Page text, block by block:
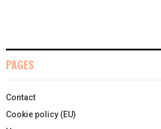
PAGES
Contact
Cookie policy (EU)